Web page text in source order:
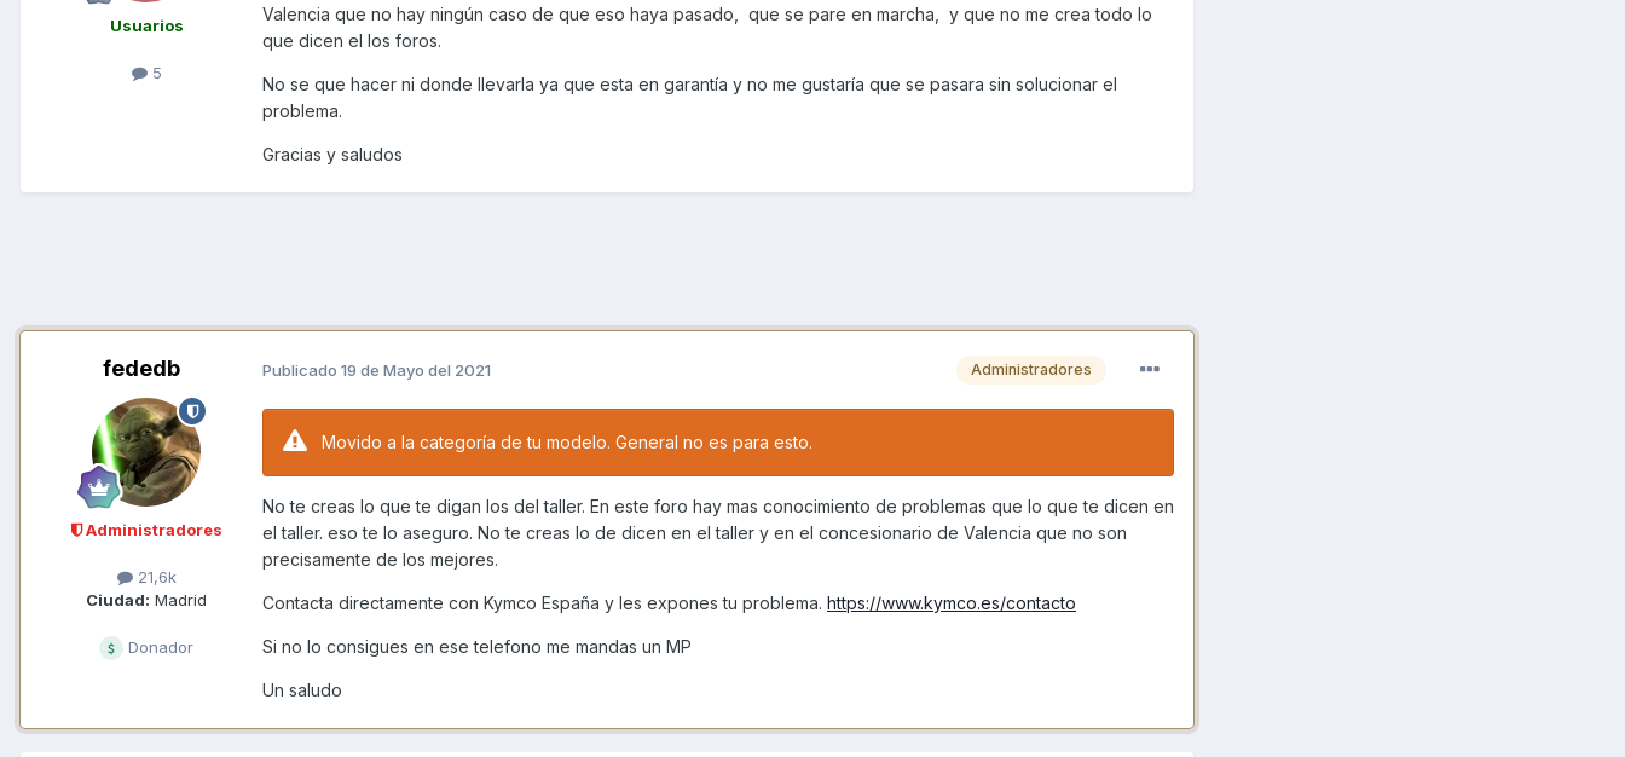
Usuarios
5
Valencia que no hay ningún caso de que eso haya pasado, que se pare en marcha, y que no me crea todo lo
que dicen el los foros.
No se que hacer ni donde llevarla ya que esta en garantía y no me gustaría que se pasara sin solucionar el
problema.
Gracias y saludos
fededb
Administradores
21,6k
Ciudad: Madrid
Donador
Administradores
Publicado 19 de Mayo del 2021
Movido a la categoría de tu modelo. General no es para esto.
No te creas lo que te digan los del taller. En este foro hay mas conocimiento de problemas que lo que te dicen en
el taller. eso te lo aseguro. No te creas lo de dicen en el taller y en el concesionario de Valencia que no son
precisamente de los mejores.
Contacta directamente con Kymco España y les expones tu problema. https://www.kymco.es/contacto
Si no lo consigues en ese telefono me mandas un MP
Un saludo